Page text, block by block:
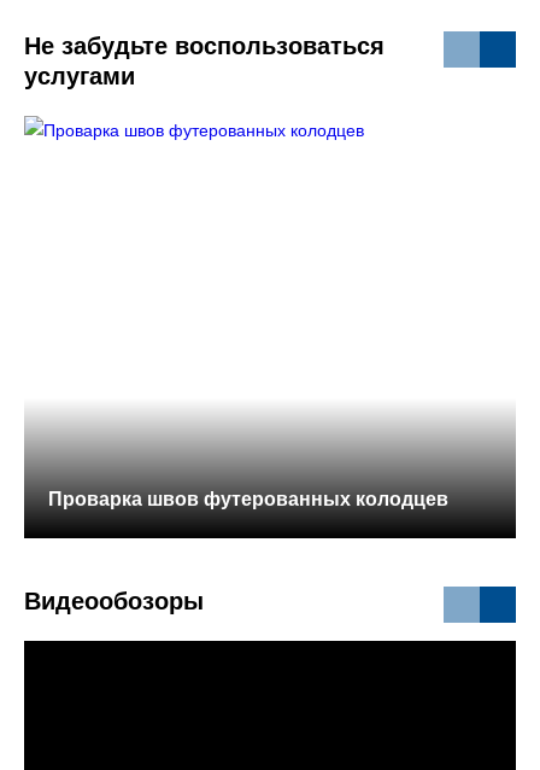
Не забудьте воспользоваться
услугами
Проварка швов футерованных колодцев
Видеообозоры